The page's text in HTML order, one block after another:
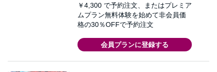
￥4,300 で予約注文、またはプレミア
ムプラン無料体験を始めて非会員価
格の30％OFFで予約注文
会員プランに登録する